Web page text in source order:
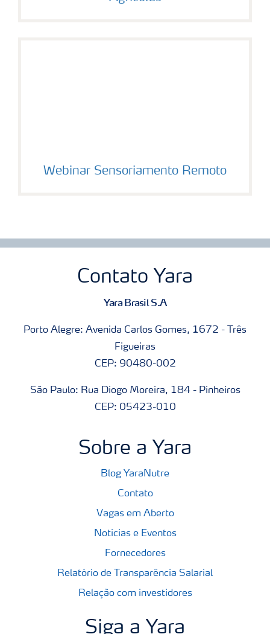
Webinar Sensoriamento Remoto
Contato Yara
Yara Brasil S.A
Porto Alegre: Avenida Carlos Gomes, 1672 - Três
Figueiras
CEP: 90480-002
São Paulo: Rua Diogo Moreira, 184 - Pinheiros
CEP: 05423-010
Sobre a Yara
Blog YaraNutre
Contato
Vagas em Aberto
Notícias e Eventos
Fornecedores
Relatório de Transparência Salarial
Relação com investidores
Siga a Yara